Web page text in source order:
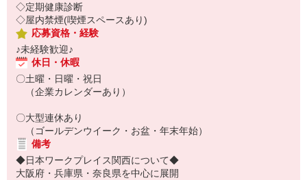
◇定期健康診断
◇屋内禁煙(喫煙スペースあり)
応募資格・経験
♪未経験歓迎♪
休日・休暇
〇土曜・日曜・祝日
（企業カレンダーあり）
〇大型連休あり
（ゴールデンウイーク・お盆・年末年始）
備考
◆日本ワークプレイス関西について◆
大阪府・兵庫県・奈良県を中心に展開